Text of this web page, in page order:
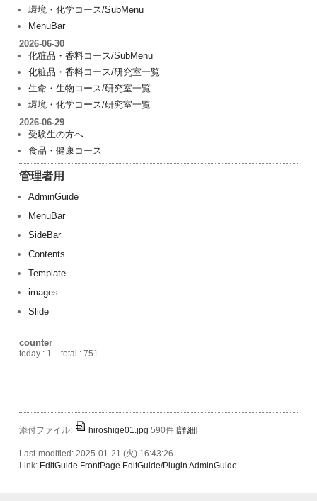
環境・化学コース/SubMenu
MenuBar
2026-06-30
化粧品・香料コース/SubMenu
化粧品・香料コース/研究室一覧
生命・生物コース/研究室一覧
環境・化学コース/研究室一覧
2026-06-29
受験生の方へ
食品・健康コース
管理者用
AdminGuide
MenuBar
SideBar
Contents
Template
images
Slide
counter
today : 1 total : 751
添付ファイル: hiroshige01.jpg 590件 [詳細]
Last-modified: 2025-01-21 (火) 16:43:26
Link: EditGuide FrontPage EditGuide/Plugin AdminGuide